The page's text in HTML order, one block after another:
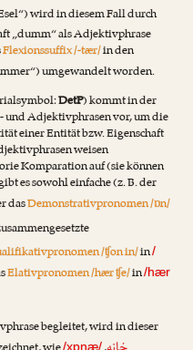
wird in diesem Fall durch
„dumm“ als Adjektivphrase
Flexionssuffix /-tær/in den
umgewandelt worden.
DetP) kommt in der
Adjektivphrasen vor, um die
einer Entität bzw. Eigenschaft
weisen
Komparation auf (sie können
es sowohl einfache (z. B. der
dasDemonstrativpronomen /ɒn/
/ʧon in/in/
Elativpronomen /hær ʧe/in/hær
begleitet, wird in dieser
/xɒnæ/